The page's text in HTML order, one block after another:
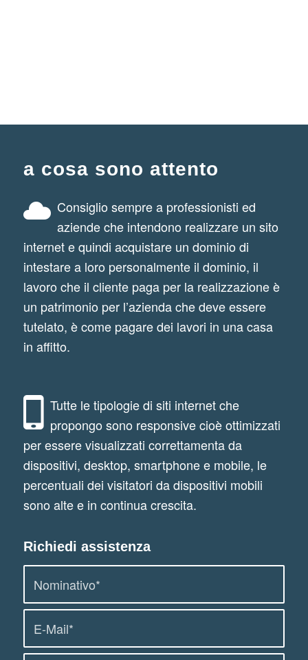
a cosa sono attento
Consiglio sempre a professionisti ed
aziende che intendono realizzare un sito
internet e quindi acquistare un dominio di
intestare a loro personalmente il dominio, il
lavoro che il cliente paga per la realizzazione è
un patrimonio per l’azienda che deve essere
tutelato, è come pagare dei lavori in una casa
in affitto.
Tutte le tipologie di siti internet che
propongo sono responsive cioè ottimizzati
per essere visualizzati correttamenta da
dispositivi, desktop, smartphone e mobile, le
percentuali dei visitatori da dispositivi mobili
sono alte e in continua crescita.
Richiedi assistenza